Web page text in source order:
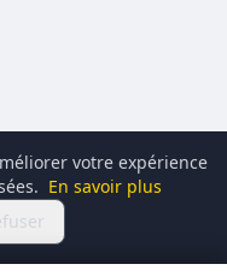
votre expérience
En savoir plus